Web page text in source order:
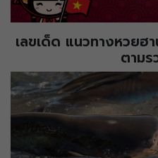
เลขเด็ด แนวทางหวย
ตาม